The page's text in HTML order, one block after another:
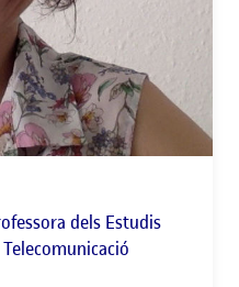
dels Estudis